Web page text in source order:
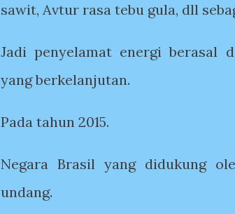
sawit, Avtur rasa tebu gula, dll
Jadi penyelamat energi berasal
yang berkelanjutan.
Pada tahun 2015.
Negara Brasil yang didukung
undang.